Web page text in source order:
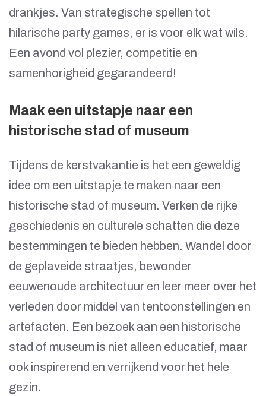
drankjes. Van strategische spellen tot
hilarische party games, er is voor elk wat wils.
Een avond vol plezier, competitie en
samenhorigheid gegarandeerd!
Maak een uitstapje naar een
historische stad of museum
Tijdens de kerstvakantie is het een geweldig
idee om een uitstapje te maken naar een
historische stad of museum. Verken de rijke
geschiedenis en culturele schatten die deze
bestemmingen te bieden hebben. Wandel door
de geplaveide straatjes, bewonder
eeuwenoude architectuur en leer meer over het
verleden door middel van tentoonstellingen en
artefacten. Een bezoek aan een historische
stad of museum is niet alleen educatief, maar
ook inspirerend en verrijkend voor het hele
gezin.